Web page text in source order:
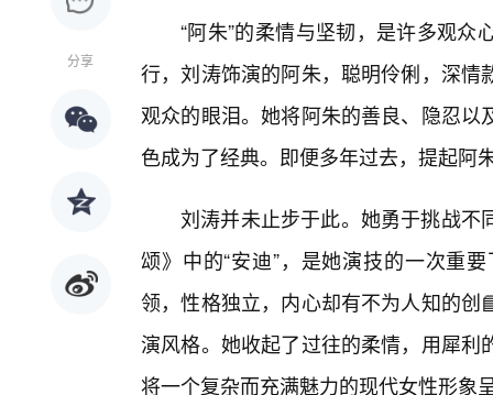
分享
“阿朱”的柔情与坚韧，是许多观
行，刘涛饰演的阿朱，聪明伶俐，深
观众的眼泪。她将阿朱的善良、隐忍
色成为了经典。即便多年过去，提起阿
刘涛并未止步于此。她勇于挑战不
颂》中的“安迪”，是她演技的一次重
领，性格独立，内心却有不为人知的
演风格。她收起了过往的柔情，用犀
将一个复杂而充满魅力的现代女性形象